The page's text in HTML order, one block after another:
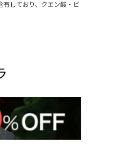
しており、クエン酸・ビ